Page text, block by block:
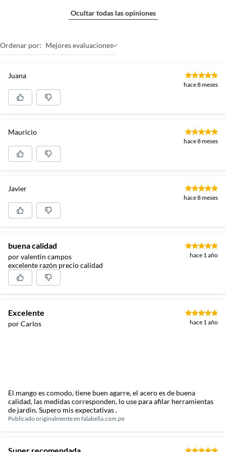
Ocultar todas las opiniones
Ordenar por: Mejores evaluaciones
Juana
hace 8 meses
Mauricio
hace 8 meses
Javier
hace 8 meses
buena calidad
por valentin campos hace 1 año
excelente razón precio calidad
Excelente
por Carlos hace 1 año
El mango es comodo, tiene buen agarre, el acero es de buena
calidad, las medidas corresponden, lo use para afilar herramientas
de jardin. Supero mis expectativas .
Publicado originalmente en falabella.com.pe
Super recomendada